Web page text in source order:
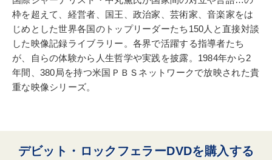
枠を超えて、経営者、国王、政治家、芸術家、音楽家をは
じめとした世界各国のトップリーダーたち150人と直接対談
した映像記録ライブラリー。各界で活躍する指導者たち
が、自らの体験から人生哲学や実践を披露。1984年から2
年間、380局を持つ米国ＰＢＳネットワークで放映された貴
重な映像シリーズ。
デビット・ロックフェラーDVDを購入する